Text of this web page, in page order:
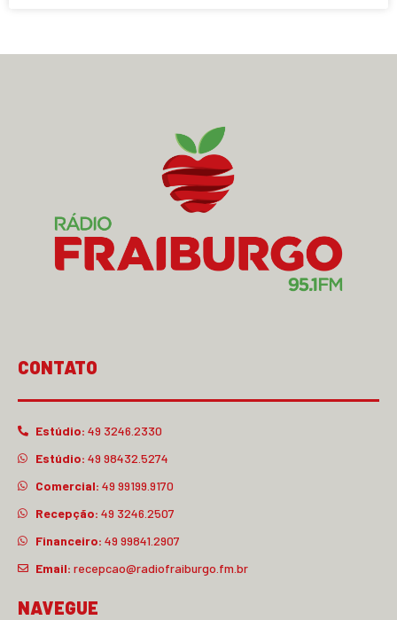
CONTATO
Estúdio: 49 3246.2330
Estúdio: 49 98432.5274
Comercial: 49 99199.9170
Recepção: 49 3246.2507
Financeiro: 49 99841.2907
Email: recepcao@radiofraiburgo.fm.br
NAVEGUE